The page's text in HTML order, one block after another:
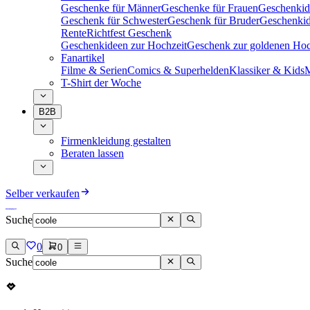
Geschenke für MännerGeschenke für Frauen
Geschenk für SchwesterGeschenk für Bruder
RenteRichtfest Geschenk
Geschenkideen zur HochzeitGeschenk zur goldenen
Fanartikel
Filme & SerienComics & SuperheldenKlassiker & Kids
T-Shirt der Woche
B2B
Firmenkleidung gestalten
Beraten lassen
Selber verkaufen
Suche
0 0
Suche